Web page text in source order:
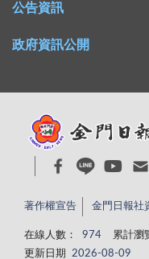
公告資訊
政府資訊公開
著作權宣告 金門日報社
在線人數： 974 累計瀏
更新日期
2026-08-09